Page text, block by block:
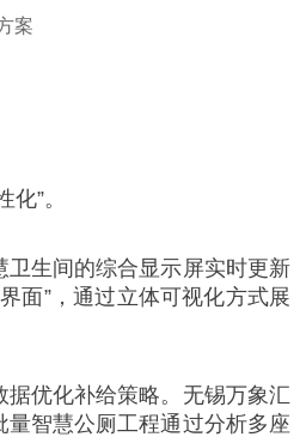
”。
生间的综合显示屏实时更新
面”，通过立体可视化方式展
优化补给策略。无锡万象汇
量智慧公厕工程通过分析多座